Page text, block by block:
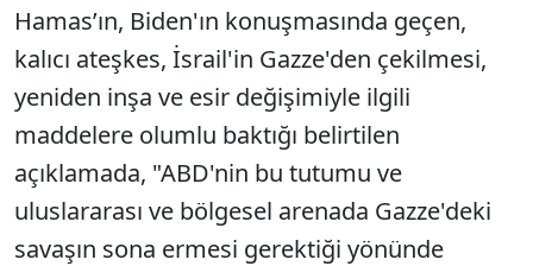
Hamas’ın, Biden'ın konuşmasında geçen,
kalıcı ateşkes, İsrail'in Gazze'den çekilmesi,
yeniden inşa ve esir değişimiyle ilgili
maddelere olumlu baktığı belirtilen
açıklamada, "ABD'nin bu tutumu ve
uluslararası ve bölgesel arenada Gazze'deki
savaşın sona ermesi gerektiği yönünde